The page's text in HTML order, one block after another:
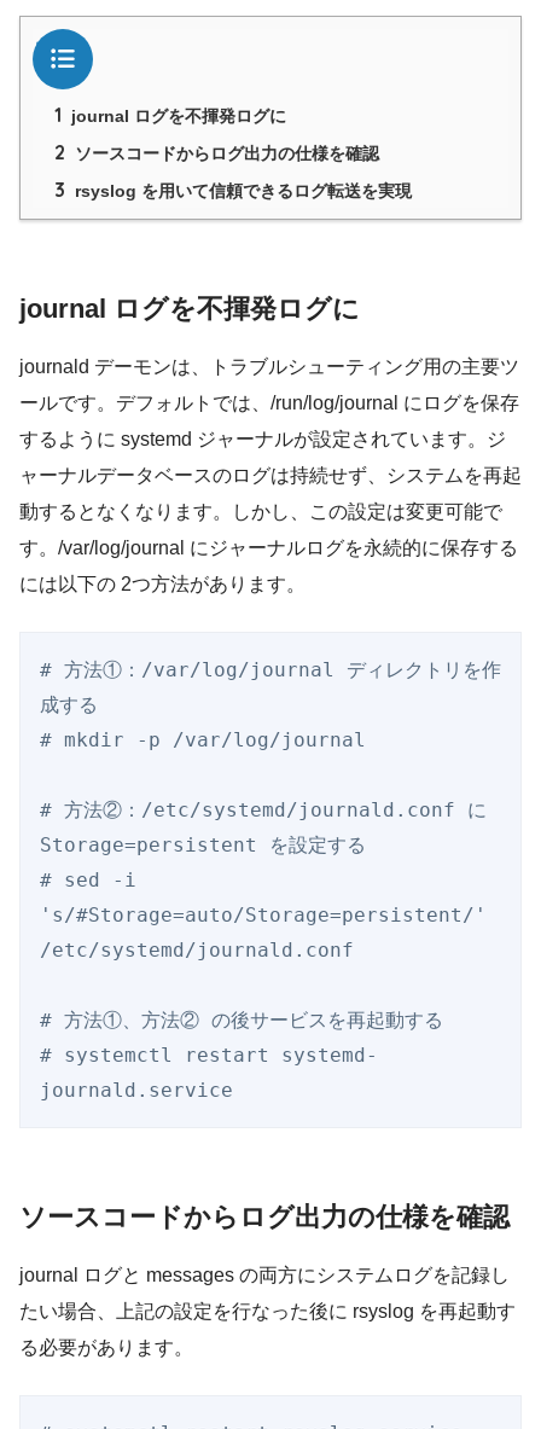
目次
1 journal ログを不揮発ログに
2 ソースコードからログ出力の仕様を確認
3 rsyslog を用いて信頼できるログ転送を実現
journal ログを不揮発ログに
journald デーモンは、トラブルシューティング用の主要ツ
ールです。デフォルトでは、/run/log/journal にログを保存
するように systemd ジャーナルが設定されています。ジ
ャーナルデータベースのログは持続せず、システムを再起
動するとなくなります。しかし、この設定は変更可能で
す。/var/log/journal にジャーナルログを永続的に保存する
には以下の 2つ方法があります。
# 方法①：/var/log/journal ディレクトリを作
成する
# mkdir -p /var/log/journal
# 方法②：/etc/systemd/journald.conf に
Storage=persistent を設定する
# sed -i
's/#Storage=auto/Storage=persistent/'
/etc/systemd/journald.conf
# 方法①、方法② の後サービスを再起動する
# systemctl restart systemd-
ソースコードからログ出力の仕様を確認
journal ログと messages の両方にシステムログを記録し
たい場合、上記の設定を行なった後に rsyslog を再起動す
る必要があります。